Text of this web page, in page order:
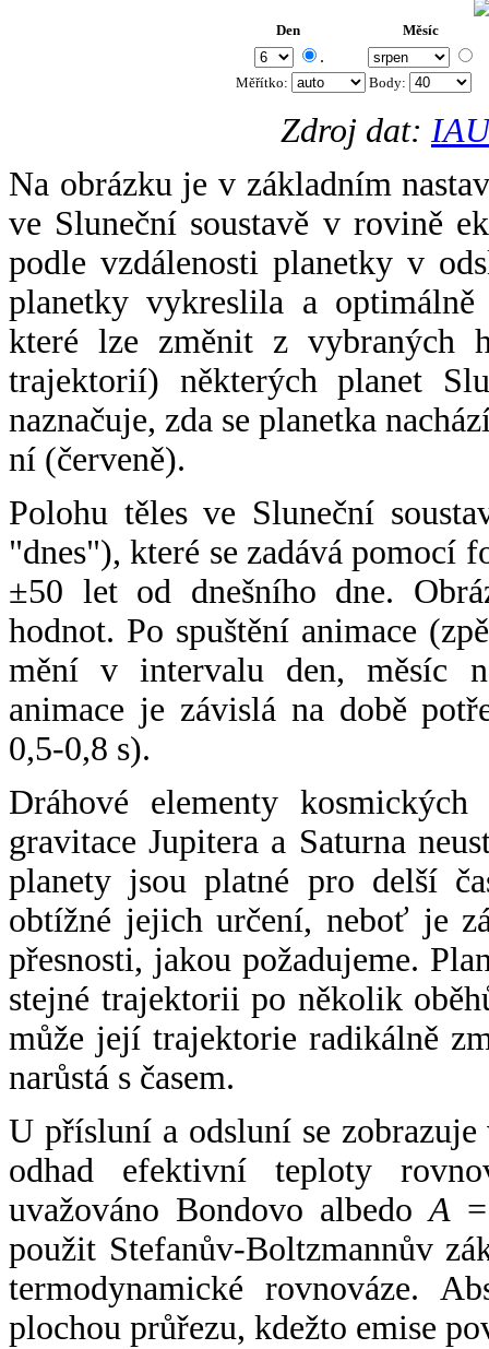
Den Měsíc
.
Měřítko: Body:
Zdroj dat:
Na obrázku je v základním
ve Sluneční soustavě v rovině
podle vzdálenosti planetky v
planetky vykreslila a
které lze změnit z vybraných
trajektorií) některých planet
naznačuje, zda se planetka
ní (červeně).
Polohu těles ve Sluneční
"dnes"), které se zadává pomocí
±50 let od dnešního dne.
hodnot. Po spuštění animace
mění v intervalu den, měsíc
animace je závislá na době
0,5-0,8 s).
Dráhové elementy
gravitace Jupitera a Saturna
planety jsou platné pro delší
obtížné jejich určení, neboť je
přesnosti, jakou požadujeme.
stejné trajektorii po několik
může její trajektorie radikálně
narůstá s časem.
U přísluní a odsluní se
odhad efektivní teploty
uvažováno Bondovo albedoA
použit Stefanův-Boltzmannův
termodynamické rovnováze.
plochou průřezu, kdežto emise